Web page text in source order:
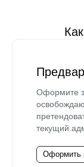
Оформите
текущий
Оформить